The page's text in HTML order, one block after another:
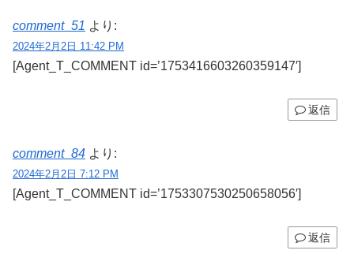
comment_51 より:
2024年2月2日 11:42 PM
[Agent_T_COMMENT id=’1753416603260359147′]
返信
comment_84 より:
2024年2月2日 7:12 PM
[Agent_T_COMMENT id=’1753307530250658056′]
返信